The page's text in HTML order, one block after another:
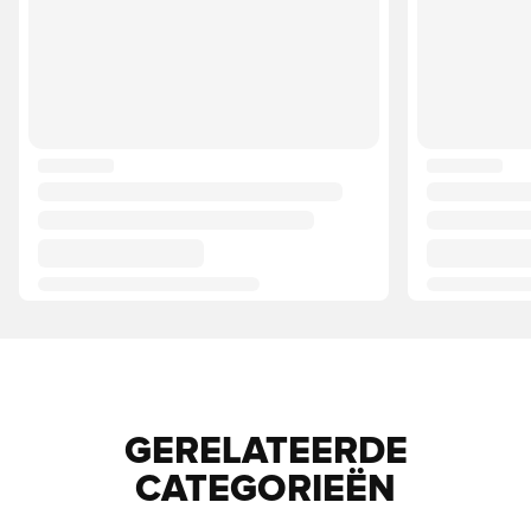
GERELATEERDE
CATEGORIEËN